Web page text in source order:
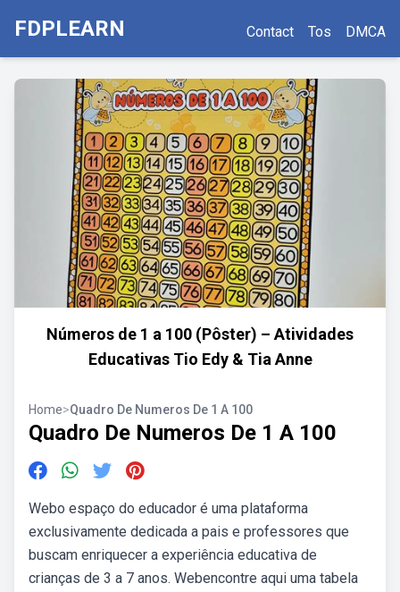
FDPLEARN Contact Tos DMCA
Números de 1 a 100 (Pôster) – Atividades
Educativas Tio Edy & Tia Anne
Home>Quadro De Numeros De 1 A 100
Quadro De Numeros De 1 A 100
Webo espaço do educador é uma plataforma
exclusivamente dedicada a pais e professores que
buscam enriquecer a experiência educativa de
crianças de 3 a 7 anos. Webencontre aqui uma tabela